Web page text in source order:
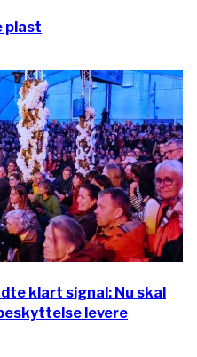
plast
klart signal: Nu skal
levere